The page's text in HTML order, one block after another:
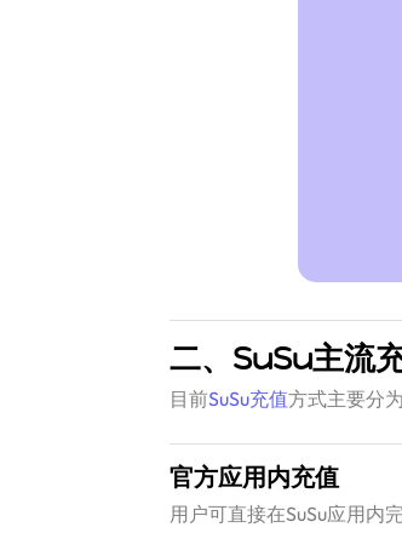
二、SuSu主流
目前SuSu充值方式主要分
官方应用内充值
用户可直接在SuSu应用内